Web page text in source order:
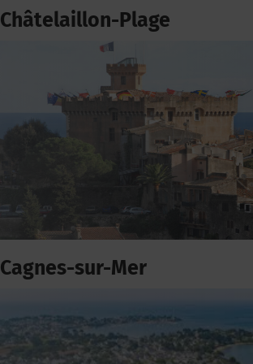
Châtelaillon-Plage
Cagnes-sur-Mer